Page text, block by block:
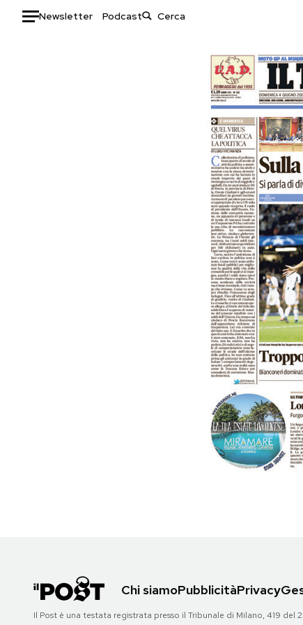
Newsletter Podcast
Consumismi
Storie/Idee
Ok Boomer!
Altrecose
Mondiali calcio 2026
Area Personale
Newsletter
Chi siamoPubblicitàPrivacy
Il Post è una testata registrata presso il Tribunale di Milano, 419